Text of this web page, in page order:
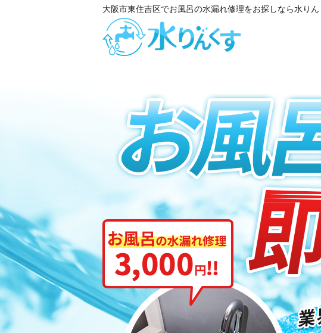
大阪市東住吉区でお風呂の水漏れ修理をお探しなら水りん